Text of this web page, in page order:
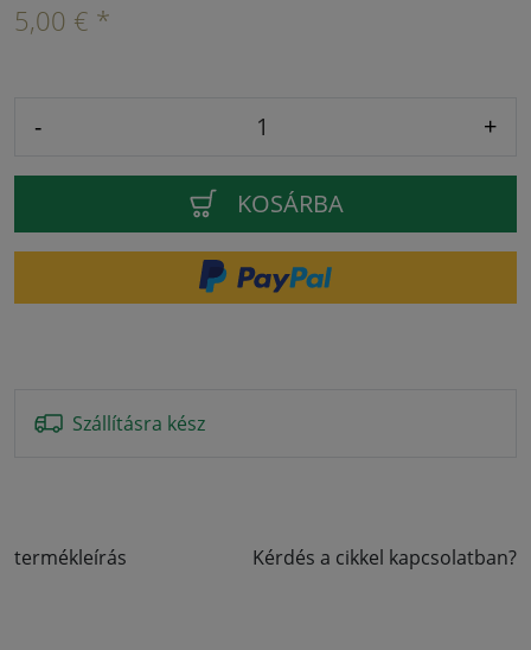
5,00 € *
- +
KOSÁRBA
Szállításra kész
termékleírás Kérdés a cikkel kapcsolatban?